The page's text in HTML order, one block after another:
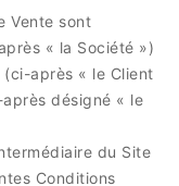
Vente sont
« la Société »)
après « le Client
désigné « le
du Site
Conditions